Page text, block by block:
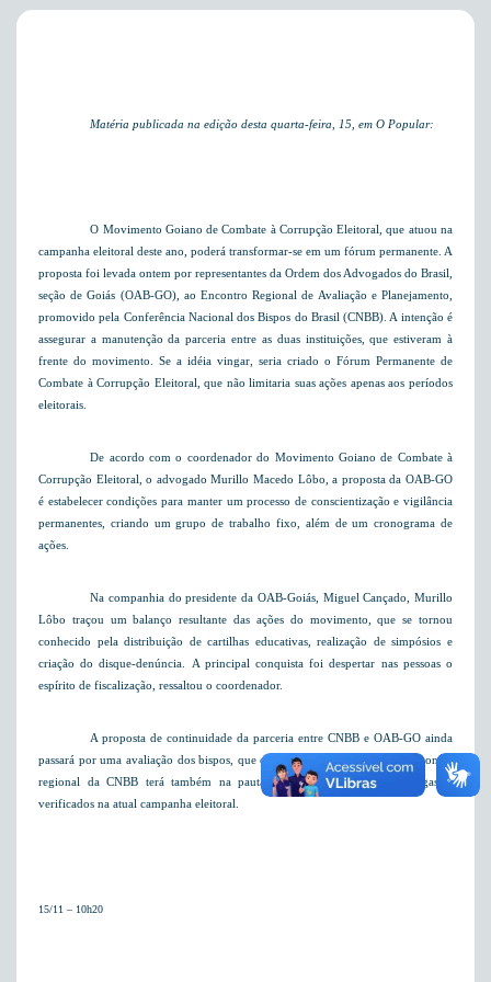
Matéria publicada na edição desta quarta-feira, 15,em O Popular:
O Movimento Goiano de Combate à Corrupção Eleitoral, que atuou na
campanha eleitoral deste ano, poderá transformar-se em um fórum permanente. A
proposta foi levada ontem por representantes da Ordem dos Advogados do Brasil,
seção de Goiás (OAB-GO), ao Encontro Regional de Avaliação e Planejamento,
promovido pela Conferência Nacional dos Bispos do Brasil (CNBB). A intenção é
assegurar a manutenção da parceria entre as duas instituições, que estiveram à
frente do movimento. Se a idéia vingar, seria criado o Fórum Permanente de
Combate à Corrupção Eleitoral, que não limitaria suas ações apenas aos períodos
eleitorais.
De acordo com o coordenador do Movimento Goiano de Combate à
Corrupção Eleitoral, o advogado Murillo Macedo Lôbo, a proposta da OAB-GO
é estabelecer condições para manter um processo de conscientização e vigilância
permanentes, criando um grupo de trabalho fixo, além de um cronograma de
ações.
Na companhia do presidente da OAB-Goiás, Miguel Cançado, Murillo
Lôbo traçou um balanço resultante das ações do movimento, que se tornou
conhecido pela distribuição de cartilhas educativas, realização de simpósios e
criação do disque-denúncia. A principal conquista foi despertar nas pessoas o
espírito de fiscalização, ressaltou o coordenador.
A proposta de continuidade da parceria entre CNBB e OAB-GO ainda
passará por uma avaliação dos bispos, que continuam reunidos hoje. O encontro
regional da CNBB terá também na pauta a discussão sobre os altos gastos
verificados na atual campanha eleitoral.
15/11 – 10h20